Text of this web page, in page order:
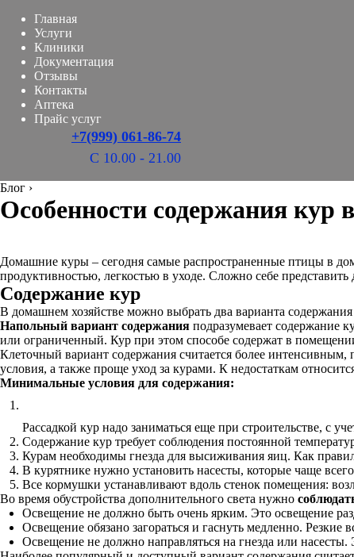
Главная
Услуги
Клиники
Документация
Отзывы
Контакты
Аптека
Прайс услуг
+7(999) 061-86-74
С 10.00 - 21.00
Блог ›
Особенности содержания кур
Домашние куры – сегодня самые распространенные птицы в
продуктивностью, легкостью в уходе. Сложно себе
Содержание кур
В домашнем хозяйстве можно выбрать два варианта
Напольный вариант содержания подразумевает содержание
или ограниченный. Кур при этом способе содержат в
Клеточный вариант содержания считается более
условия, а также проще уход за курами. К недостаткам
Минимальные условия для содержания:
Рассадкой кур надо заниматься еще при строительстве, с
Содержание кур требует соблюдения постоянной
Курам необходимы гнезда для высиживания яиц. Как
В курятнике нужно установить насесты, которые чаще
Все кормушки устанавливают вдоль стенок помещения:
Во время обустройства дополнительного света нужно
Освещение не должно быть очень ярким. Это освещение
Освещение обязано загораться и гаснуть медленно.
Освещение не должно направляться на гнезда или